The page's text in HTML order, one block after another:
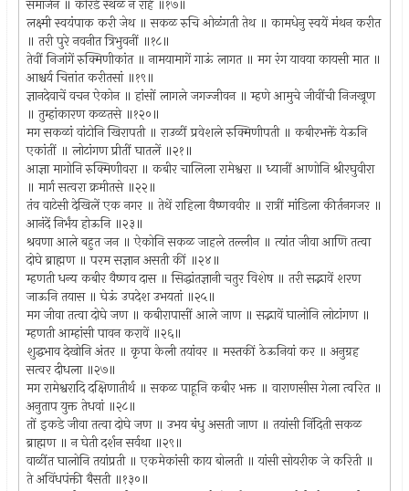
संमार्जन ॥ कोरडें स्थळ न राहे ॥१७॥
लक्ष्मी स्वयंपाक करी जेथ ॥ सकळ रुचि ओळंगती तेथ ॥ कामधेनु स्वयें मंथन करीत
॥ तरी पुरे नवनीत त्रिभुवनीं ॥१८॥
तेवीं निजांगें रुक्मिणीकांत ॥ नामयामागें गाऊं लागत ॥ मग रंग यावया कायसी मात ॥
आश्चर्य चित्तांत करीतसां ॥१९॥
ज्ञानदेवाचें वचन ऐकोन ॥ हांसों लागले जगज्जीवन ॥ म्हणे आमुचे जीवींची निजखूण
॥ तुम्हांकारण कळतसे ॥१२०॥
मग सकळां वांटोनि खिरापती ॥ राउळीं प्रवेशले रुक्मिणीपती ॥ कबीरभक्तें येऊनि
एकांतीं ॥ लोटांगण प्रीतीं घातलें ॥२१॥
आज्ञा मागोनि रुक्मिणीवरा ॥ कबीर चालिला रामेश्वरा ॥ ध्यानीं आणोनि श्रीरघुवीरा
॥ मार्ग सत्वरा क्रमीतसे ॥२२॥
तंव वाटेसी देखिलें एक नगर ॥ तेथें राहिला वैष्णववीर ॥ रात्रीं मांडिला कीर्तनगजर ॥
आनंदें निर्भंय होऊनि ॥२३॥
श्रवणा आले बहुत जन ॥ ऐकोनि सकळ जाहले तल्लीन ॥ त्यांत जीवा आणि तत्वा
दोघे ब्राह्मण ॥ परम सज्ञान असती कीं ॥२४॥
म्हणती धन्य कबीर वैष्णव दास ॥ सिद्धांतज्ञानी चतुर विशेष ॥ तरी सद्भावें शरण
जाऊनि तयास ॥ घेऊं उपदेश उभयतां ॥२५॥
मग जीवा तत्वा दोघे जण ॥ कबीरापासीं आले जाण ॥ सद्भावें घालोनि लोटांगण ॥
म्हणती आम्हांसी पावन करावें ॥२६॥
शुद्धभाव देखोनि अंतर ॥ कृपा केली तयांवर ॥ मस्तकीं ठेऊनियां कर ॥ अनुग्रह
सत्वर दीधला ॥२७॥
मग रामेश्वरादि दक्षिणातीर्थ ॥ सकळ पाहूनि कबीर भक्त ॥ वाराणसीस गेला त्वरित ॥
अनुताप युक्त तेधवां ॥२८॥
तों इकडे जीवा तत्वा दोघे जण ॥ उभय बंधु असती जाण ॥ तयांसी निंदिती सकळ
ब्राह्मण ॥ न घेती दर्शन सर्वथा ॥२९॥
वाळींत घालोनि तयांप्रती ॥ एकमेकांसी काय बोलती ॥ यांसी सोयरीक जे करिती ॥
ते अविंधपंक्ती बैसती ॥१३०॥